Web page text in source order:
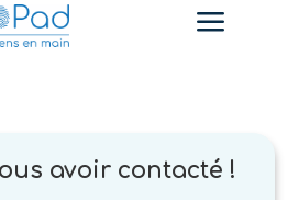
a
avoir contacté !